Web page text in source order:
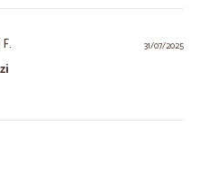
31/07/2025